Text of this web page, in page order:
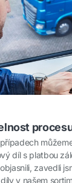
díl s platbou
zavedli
v našem